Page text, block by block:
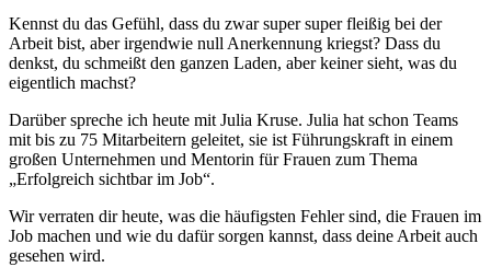
Kennst du das Gefühl, dass du zwar super super fleißig bei der
Arbeit bist, aber irgendwie null Anerkennung kriegst? Dass du
denkst, du schmeißt den ganzen Laden, aber keiner sieht, was du
eigentlich machst?
Darüber spreche ich heute mit Julia Kruse. Julia hat schon Teams
mit bis zu 75 Mitarbeitern geleitet, sie ist Führungskraft in einem
großen Unternehmen und Mentorin für Frauen zum Thema
„Erfolgreich sichtbar im Job“.
Wir verraten dir heute, was die häufigsten Fehler sind, die Frauen im
Job machen und wie du dafür sorgen kannst, dass deine Arbeit auch
gesehen wird.